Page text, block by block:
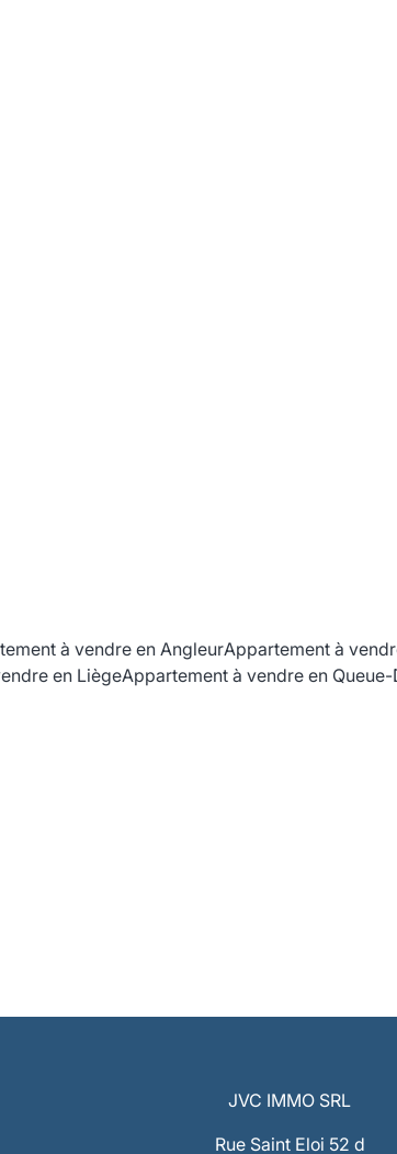
à vendre en AngleurAppartement à
en LiègeAppartement à vendre en Queue-
JVC IMMO SRL
Rue Saint Eloi 52 d